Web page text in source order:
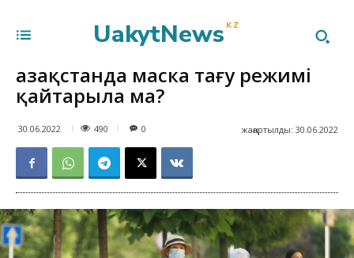
UakytNews KZ
Қазақстанда маска тағу режимі
қайтарыла ма?
30.06.2022 490 жаңартылды: 30.06.2022
0